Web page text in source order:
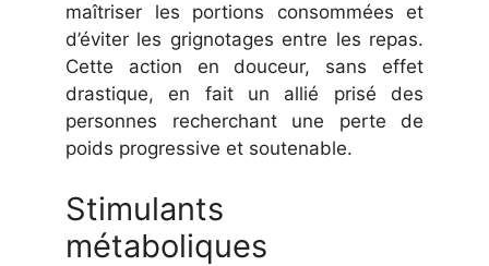
maîtriser les portions consommées et
d’éviter les grignotages entre les repas.
Cette action en douceur, sans effet
drastique, en fait un allié prisé des
personnes recherchant une perte de
poids progressive et soutenable.
Stimulants
métaboliques